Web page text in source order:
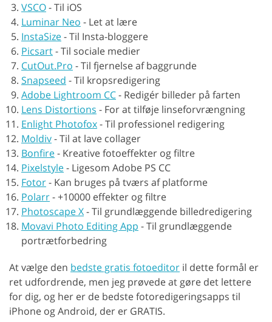
VSCO-Til iOS
Luminar Neo - Let at lære
InstaSize-Til Insta-bloggere
Picsart-Til sociale medier
CutOut.Pro -Til fjernelse af baggrunde
Snapseed -Til kropsredigering
Adobe Lightroom CC- Redigér billeder på farten
Lens Distortions - For at tilføje linseforvrængning
Enlight Photofox-Til professionel redigering
Moldiv-Til at lave collager
Bonfire- Kreative fotoeffekter og filtre
Pixelstyle- Ligesom Adobe PS CC
Fotor- Kan bruges på tværs af platforme
Polarr-+10000 effekter og filtre
Photoscape X-Til grundlæggende billedredigering
Movavi Photo Editing App -Til grundlæggende
portrætforbedring
At vælge den bedste gratis fotoeditor il dette formål er
ret udfordrende, men jeg prøvede at gøre det lettere
for dig, og her er de bedste fotoredigeringsapps til
iPhone og Android, der er GRATIS.